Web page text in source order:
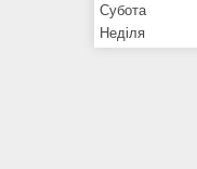
Субота
Неділя